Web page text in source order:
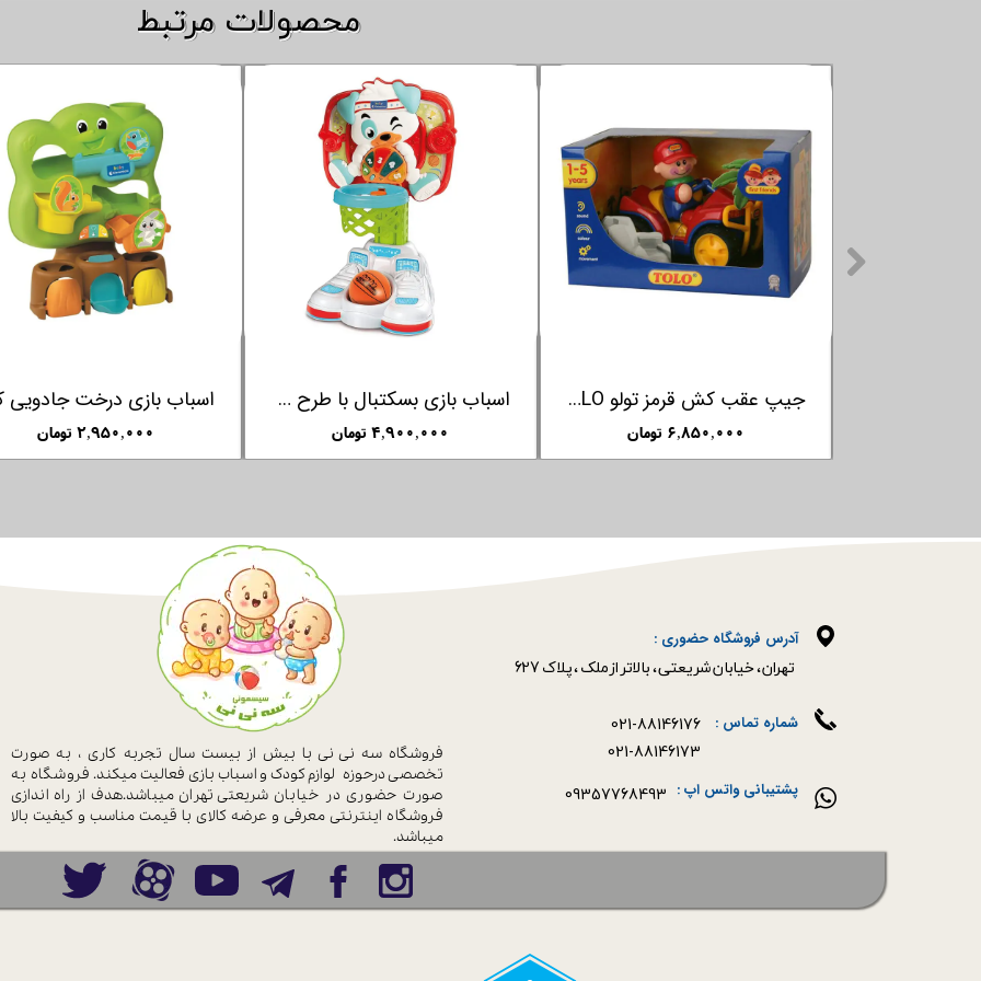
۲,۹۵۰,۰۰۰ تومان
اسباب بازی بسکتبال با طرح سگ کلمنتونی Clementoni
۴,۹۰۰,۰۰۰ تومان
جیپ عقب کش قرمز تولو TOLO
۶,۸۵۰,۰۰۰ تومان
​​محصولات مرتبط
021-88146176
آدرس فروشگاه حضوری :
​​​​​​​تهران ، خیابان شریعتی ، بالاتر از ملک ، پلاک 627​​​​​​​
09357768493
فروشگاه سه نی نی با بیش از بیست سال تجربه کاری ، به صورت
تخصصی درحوزه لوازم کودک و اسباب بازی فعالیت میکند. فروشگاه به
صورت حضوری در خیابان شریعتی تهران میباشد.هدف از راه اندازی
فروشگاه اینترنتی معرفی و عرضه کالای با قیمت مناسب و کیفیت بالا
میباشد.
شماره تماس :
پشتیبانی واتس اپ :